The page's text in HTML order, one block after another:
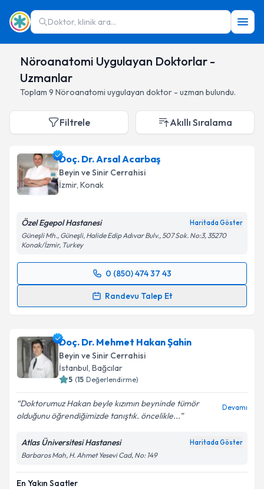
Doktor, klinik ara...
Nöroanatomi Uygulayan Doktorlar -
Uzmanlar
Toplam 9 Nöroanatomi uygulayan doktor - uzman bulundu.
Filtrele Akıllı Sıralama
Doç. Dr. Arsal Acarbaş
Beyin ve Sinir Cerrahisi
İzmir, Konak
Özel Egepol Hastanesi Haritada Göster
Güneşli Mh., Güneşli, Halide Edip Adıvar Bulv., 507 Sok. No:3, 35270
Konak/İzmir, Turkey
0 (850) 474 37 43
Randevu Talep Et
Randevu Takvimi Talebi
takvim hazırlandığında e-posta ile bilgilendireceğiz.
E-posta Adresiniz
Kişisel verilerimin işlenmesine ilişkin
kapsamda işlenmesini kabul ediyorum.
Doç. Dr. Mehmet Hakan Şahin
Beyin ve Sinir Cerrahisi
İstanbul, Bağcılar
5 (15 Değerlendirme)
Doktorumuz Hakan beyle kızımın beyninde tümör
olduğunu öğrendiğimizde tanıştık. öncelikle...
Devamı
Atlas Üniversitesi Hastanesi Haritada Göster
Barbaros Mah, H. Ahmet Yesevi Cad, No: 149
En Yakın Saatler